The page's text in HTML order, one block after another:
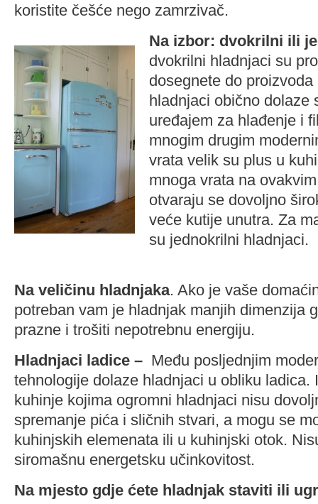
koristite češće nego zamrzivač.
Na izbor: dvokrilni ili
dvokrilni hladnjaci su
dosegnete do
hladnjaci obično dolaze
uređajem za hlađenje i
mnogim drugim
vrata velik su plus u
mnoga vrata na
otvaraju se dovoljno
veće kutije unutra. Za
su jednokrilni hladnjaci.
Na veličinu hladnjaka. Ako je vaše
potreban vam je hladnjak manjih dimenzija
prazne i trošiti nepotrebnu energiju.
Hladnjaci ladice – Među posljednjim
tehnologije dolaze hladnjaci u obliku ladica.
kuhinje kojima ogromni hladnjaci nisu
spremanje pića i sličnih stvari, a mogu se
kuhinjskih elemenata ili u kuhinjski otok.
siromašnu energetsku učinkovitost.
Na mjesto gdje ćete hladnjak staviti ili